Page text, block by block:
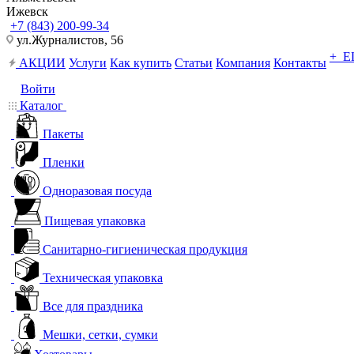
Ижевск
+7 (843) 200-99-34
ул.Журналистов, 56
АКЦИИ Услуги Как купить Статьи Компания Контакты +
Войти
Каталог
Пакеты
Пленки
Одноразовая посуда
Пищевая упаковка
Санитарно-гигиеническая продукция
Техническая упаковка
Все для праздника
Мешки, сетки, сумки